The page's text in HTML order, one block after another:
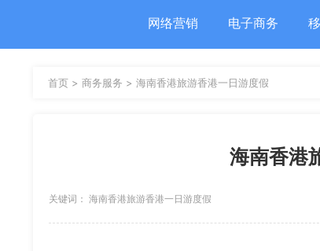
网络营销 电子商务
首页 > 商务服务 > 海南香港旅游香港一日游度假
海南香港
关键词： 海南香港旅游香港一日游度假